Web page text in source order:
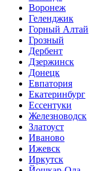
Воронеж
Геленджик
Горный Алтай
Грозный
Дербент
Дзержинск
Донецк
Евпатория
Екатеринбург
Ессентуки
Железноводск
Златоуст
Иваново
Ижевск
Иркутск